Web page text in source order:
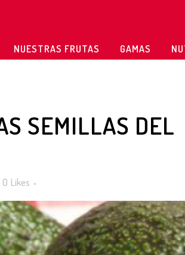
NUESTRAS FRUTAS GAMAS
SEMILLAS DEL
0 Likes